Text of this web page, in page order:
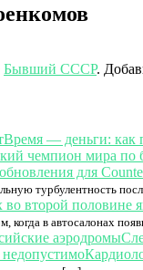
Бывший СССР.
Время — деньги: как
чемпион мира по
турбулентность
когда в автосалонах